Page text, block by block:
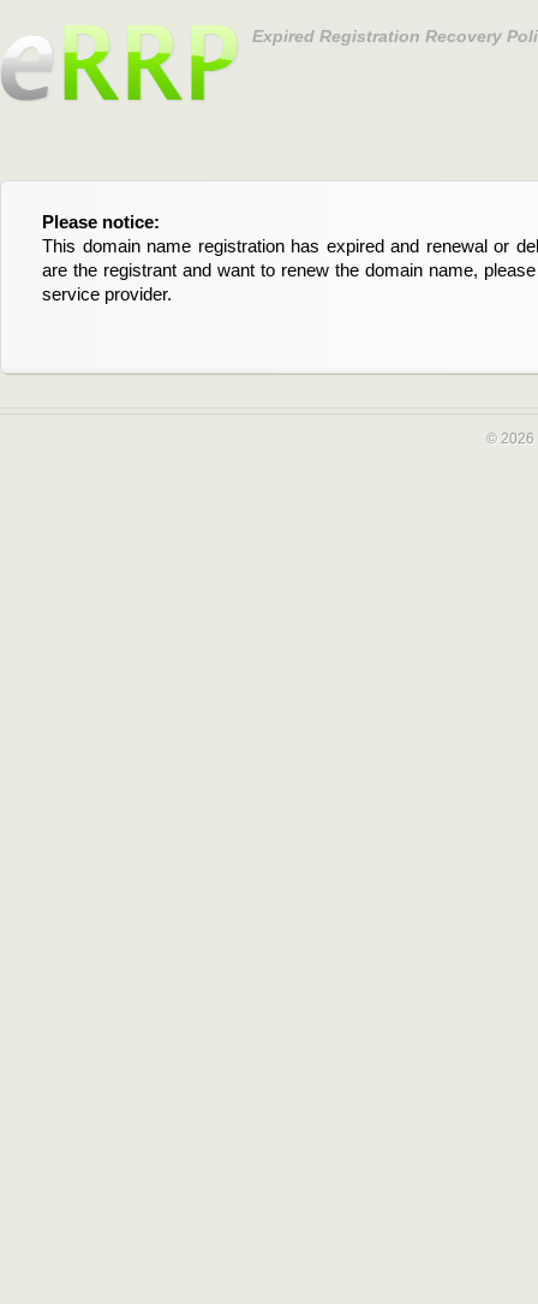
Expired Registration Recovery
Please notice:
This domain name registration has expired and renewal or
are the registrant and want to renew the domain name,
service provider.
Bitte beachten Sie:
Diese Domainregistrierung ist abgelaufen und die
Domain stehen an. Wenn Sie der Registrant sind und
verlängern möchten, kontaktieren Sie bitte Ihren Service-
© 2026